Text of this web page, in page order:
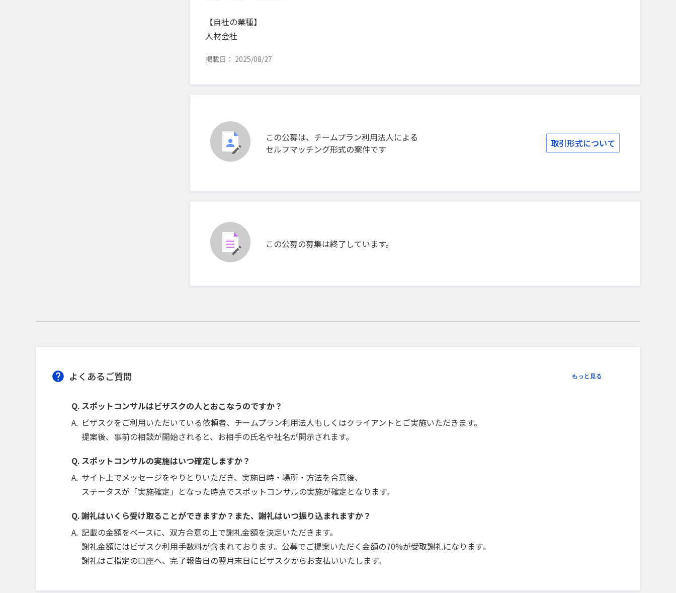
【自社の業種】
人材会社
掲載日： 2025/08/27
この公募は、チームプラン利用法人による
セルフマッチング形式の案件です
取引形式について
この公募の募集は終了しています。
よくあるご質問 もっと見る
スポットコンサルはビザスクの人とおこなうのですか？
ビザスクをご利用いただいている依頼者、チームプラン利用法人もしくはクライアントとご実施いただきます。
提案後、事前の相談が開始されると、お相手の氏名や社名が開示されます。
スポットコンサルの実施はいつ確定しますか？
サイト上でメッセージをやりとりいただき、実施日時・場所・方法を合意後、
ステータスが「実施確定」となった時点でスポットコンサルの実施が確定となります。
謝礼はいくら受け取ることができますか？また、謝礼はいつ振り込まれますか？
記載の金額をベースに、双方合意の上で謝礼金額を決定いただきます。
謝礼金額にはビザスク利用手数料が含まれております。公募でご提案いただく金額の70%が受取謝礼になります。
謝礼はご指定の口座へ、完了報告日の翌月末日にビザスクからお支払いいたします。